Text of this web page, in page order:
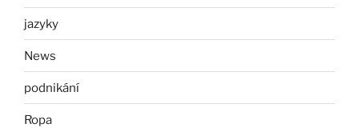
jazyky
News
podnikání
Ropa